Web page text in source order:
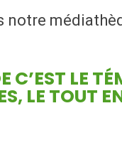
notre
C’EST LE
LE TOUT